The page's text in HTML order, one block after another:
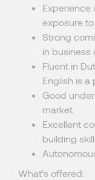
Experience
exposure
Strong
in business
Fluent in
English is a
Good
market.
Excellent
building
What’s offered: